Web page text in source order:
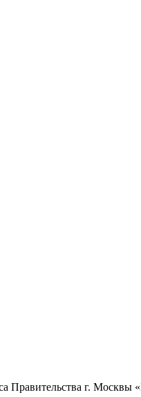
Правительства г. Москвы